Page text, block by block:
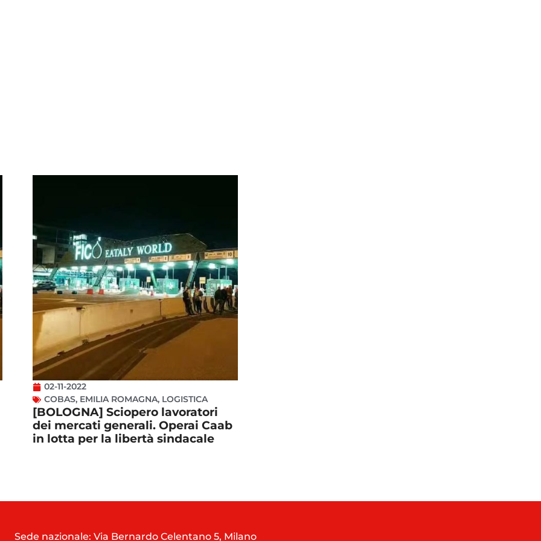
02-11-2022
COBAS, EMILIA ROMAGNA, LOGISTICA
[BOLOGNA] Sciopero lavoratori
dei mercati generali. Operai Caab
in lotta per la libertà sindacale
Sede nazionale: Via Bernardo Celentano 5, Milano